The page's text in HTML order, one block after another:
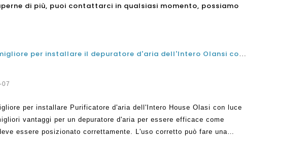
di più, puoi contattarci in qualsiasi momento, possiamo
Il posto migliore per installare il depuratore d'aria dell'Intero Olansi con luce UV per i migliori vantaggi
07
per installare Purificatore d'aria dell'Intero House Olasi con luce
vantaggi per un depuratore d'aria per essere efficace come
essere posizionato correttamente. L'uso corretto può fare una